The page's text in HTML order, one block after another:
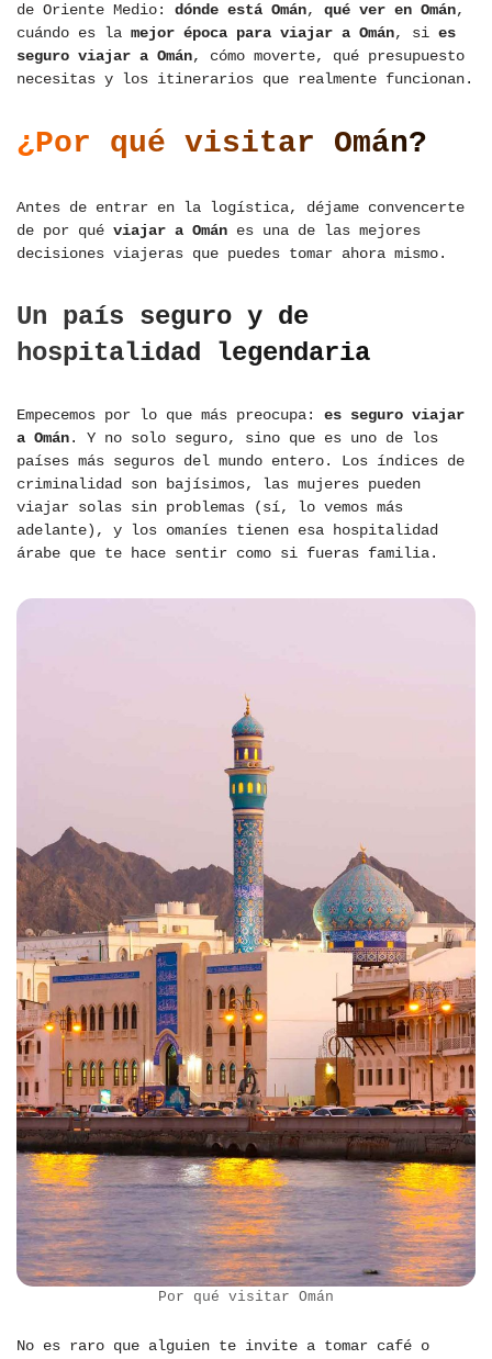
de Oriente Medio: dónde está Omán, qué ver en Omán,
cuándo es la mejor época para viajar a Omán, si es
seguro viajar a Omán, cómo moverte, qué presupuesto
necesitas y los itinerarios que realmente funcionan.
¿Por qué visitar Omán?
Antes de entrar en la logística, déjame convencerte
de por qué viajar a Omán es una de las mejores
decisiones viajeras que puedes tomar ahora mismo.
Un país seguro y de
hospitalidad legendaria
Empecemos por lo que más preocupa: es seguro viajar
a Omán. Y no solo seguro, sino que es uno de los
países más seguros del mundo entero. Los índices de
criminalidad son bajísimos, las mujeres pueden
viajar solas sin problemas (sí, lo vemos más
adelante), y los omaníes tienen esa hospitalidad
árabe que te hace sentir como si fueras familia.
Por qué visitar Omán
No es raro que alguien te invite a tomar café o